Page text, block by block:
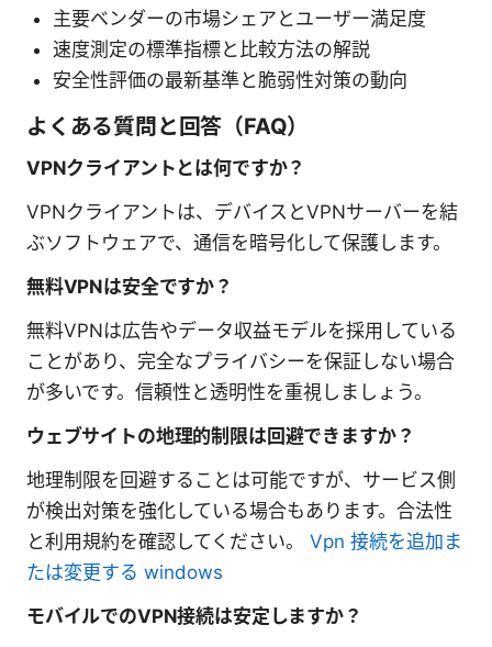
主要ベンダーの市場シェアとユーザー満足度
速度測定の標準指標と比較方法の解説
安全性評価の最新基準と脆弱性対策の動向
よくある質問と回答（FAQ）
VPNクライアントとは何ですか？
VPNクライアントは、デバイスとVPNサーバーを結
ぶソフトウェアで、通信を暗号化して保護します。
無料VPNは安全ですか？
無料VPNは広告やデータ収益モデルを採用している
ことがあり、完全なプライバシーを保証しない場合
が多いです。信頼性と透明性を重視しましょう。
ウェブサイトの地理的制限は回避できますか？
地理制限を回避することは可能ですが、サービス側
が検出対策を強化している場合もあります。合法性
と利用規約を確認してください。 Vpn 接続を追加ま
たは変更する windows
モバイルでのVPN接続は安定しますか？